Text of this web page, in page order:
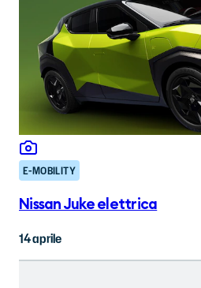
E-MOBILITY
Nissan Juke elettrica
14 aprile